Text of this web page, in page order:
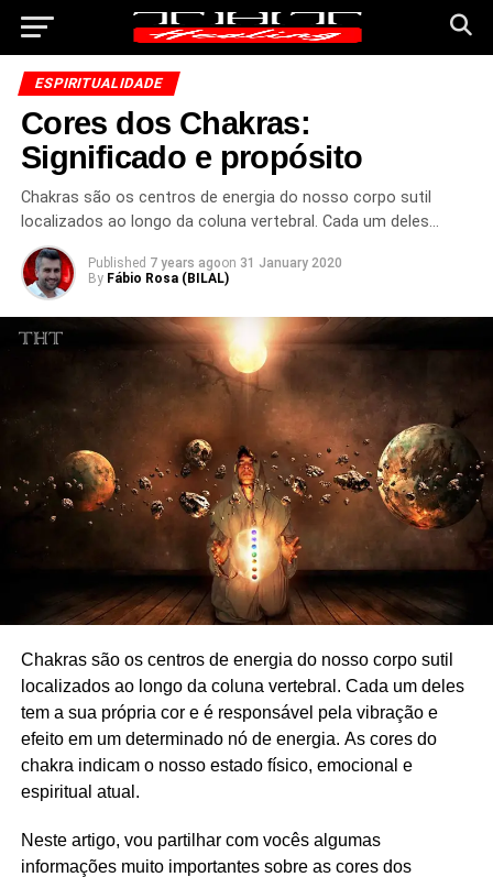
ESPIRITUALIDADE
Cores dos Chakras:
Significado e propósito
Chakras são os centros de energia do nosso corpo sutil
localizados ao longo da coluna vertebral. Cada um deles…
Published 7 years agoon 31 January 2020
By Fábio Rosa (BILAL)
Chakras são os centros de energia do nosso corpo sutil
localizados ao longo da coluna vertebral. Cada um deles
tem a sua própria cor e é responsável pela vibração e
efeito em um determinado nó de energia. As cores do
chakra indicam o nosso estado físico, emocional e
espiritual atual.
Neste artigo, vou partilhar com vocês algumas
informações muito importantes sobre as cores dos